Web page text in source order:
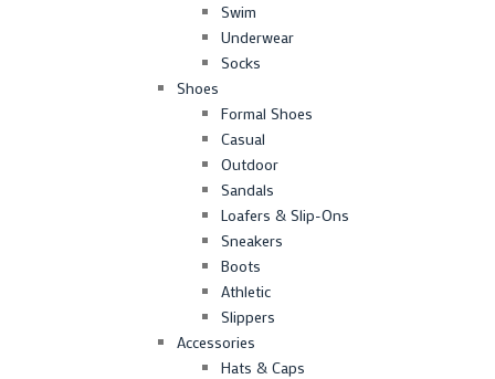
Swim
Underwear
Socks
Shoes
Formal Shoes
Casual
Outdoor
Sandals
Loafers & Slip-Ons
Sneakers
Boots
Athletic
Slippers
Accessories
Hats & Caps